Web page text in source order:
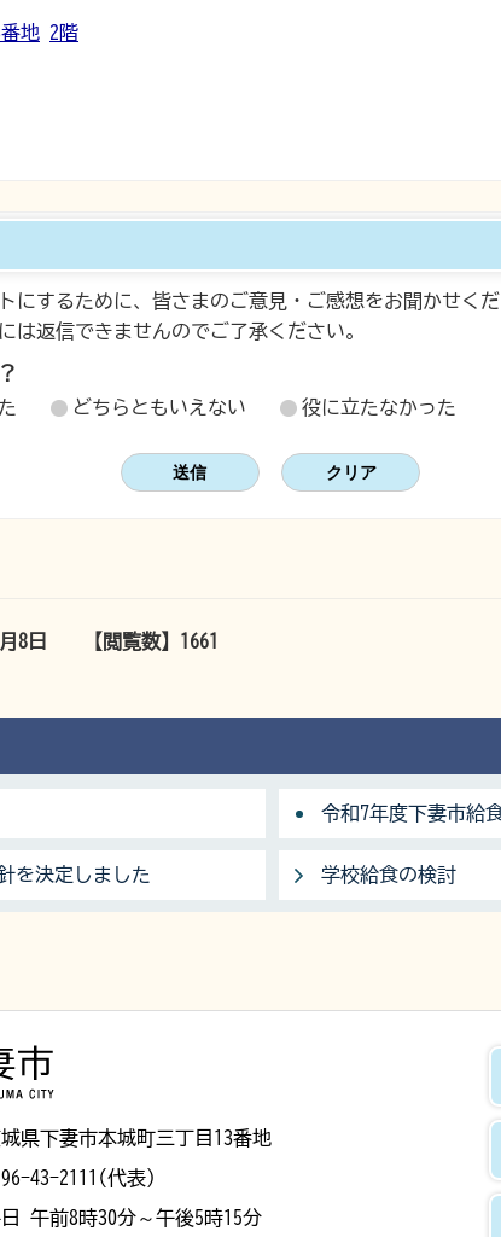
地 2階
にするために、皆さまのご意見・ご感想をお聞かせくだ
は返信できませんのでご了承ください。
どちらともいえない 役に立たなかった
8日 【閲覧数】 1661
令和7年度下妻市給
を決定しました 学校給食の検討
県下妻市本城町三丁目13番地
43-2111(代表)
午前8時30分～午後5時15分